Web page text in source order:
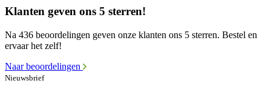
Klanten geven ons 5 sterren!
Na 436 beoordelingen geven onze klanten ons 5 sterren. Bestel en
ervaar het zelf!
Naar beoordelingen
Nieuwsbrief